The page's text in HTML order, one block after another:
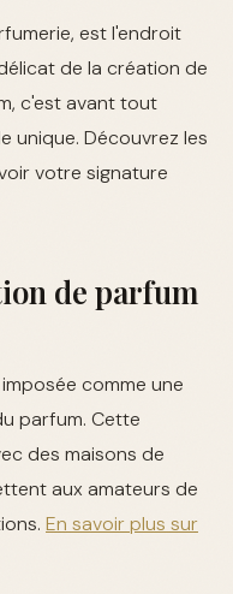
est l'endroit
de la création de
c'est avant tout
unique. Découvrez les
votre signature
de parfum
imposée comme une
parfum. Cette
des maisons de
aux amateurs de
En savoir plus sur